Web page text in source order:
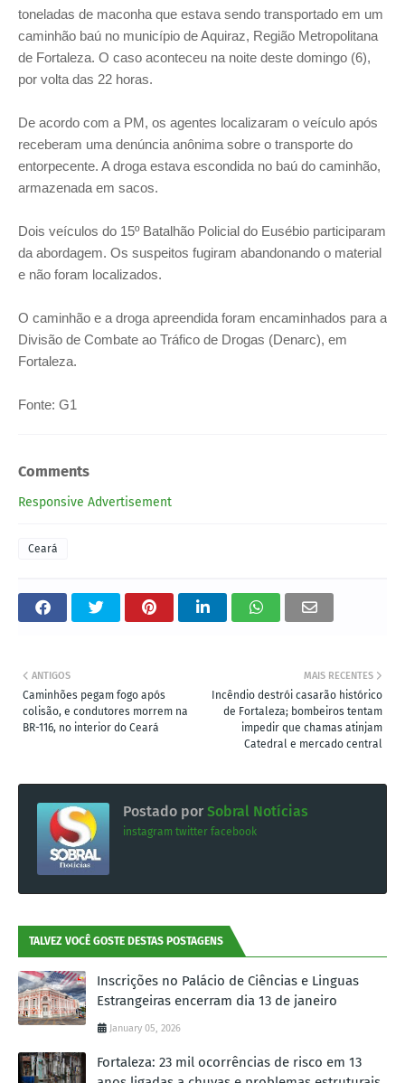
toneladas de maconha que estava sendo transportado em um
caminhão baú no município de Aquiraz, Região Metropolitana
de Fortaleza. O caso aconteceu na noite deste domingo (6),
por volta das 22 horas.
De acordo com a PM, os agentes localizaram o veículo após
receberam uma denúncia anônima sobre o transporte do
entorpecente. A droga estava escondida no baú do caminhão,
armazenada em sacos.
Dois veículos do 15º Batalhão Policial do Eusébio participaram
da abordagem. Os suspeitos fugiram abandonando o material
e não foram localizados.
O caminhão e a droga apreendida foram encaminhados para a
Divisão de Combate ao Tráfico de Drogas (Denarc), em
Fortaleza.
Fonte: G1
Comments
Responsive Advertisement
Ceará
MAIS RECENTES
Incêndio destrói casarão histórico
de Fortaleza; bombeiros tentam
impedir que chamas atinjam
Catedral e mercado central
ANTIGOS
Caminhões pegam fogo após
colisão, e condutores morrem na
BR-116, no interior do Ceará
Postado por Sobral Notícias
instagram twitter facebook
TALVEZ VOCÊ GOSTE DESTAS POSTAGENS
Inscrições no Palácio de Ciências e Linguas
Estrangeiras encerram dia 13 de janeiro
January 05, 2026
Fortaleza: 23 mil ocorrências de risco em 13